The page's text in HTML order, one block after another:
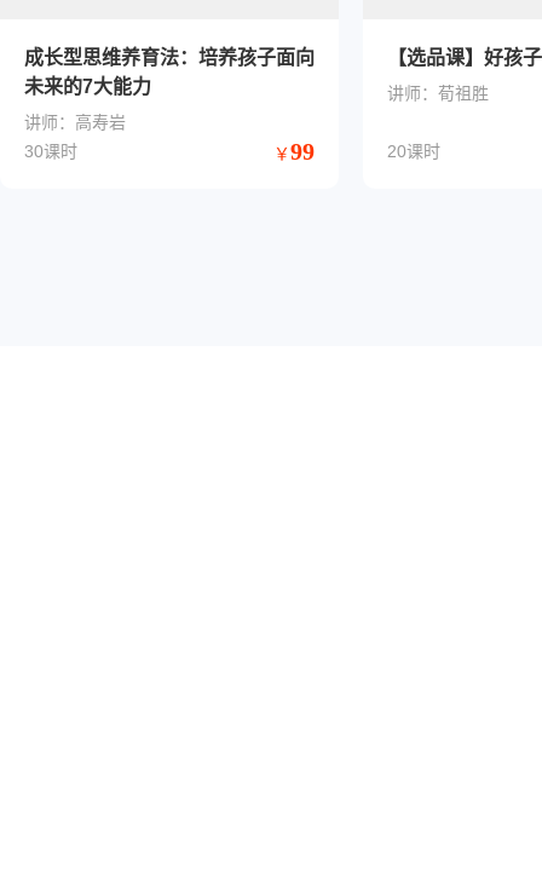
成长型思维养育法：培养孩子面向
未来的7大能力
讲师：高寿岩
30课时
￥99
【选品课】好孩
讲师：荀祖胜
20课时